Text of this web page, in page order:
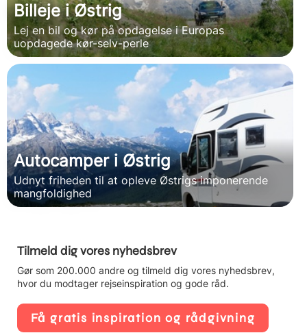
Billeje i Østrig
Lej en bil og kør på opdagelse i Europas
uopdagede kør-selv-perle
Autocamper i Østrig
Udnyt friheden til at opleve Østrigs imponerende
mangfoldighed
Tilmeld dig vores nyhedsbrev
Gør som 200.000 andre og tilmeld dig vores nyhedsbrev,
hvor du modtager rejseinspiration og gode råd.
Få gratis inspiration og rådgivning